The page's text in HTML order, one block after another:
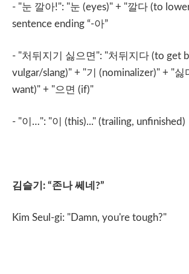
- "눈 깔아!": "눈 (eyes)" + "깔다 (to
sentence ending “-아”
- "처뒤지기 싫으면": "처뒤지다 (to get
vulgar/slang)" + "기 (nominalizer)" + "싫
want)" + "으면 (if)"
- "이 …": "이 (this)..." (trailing, unfinished)
김슬기 : “존나 쎄네 ?”
Kim Seul-gi: "Damn, you're tough?"